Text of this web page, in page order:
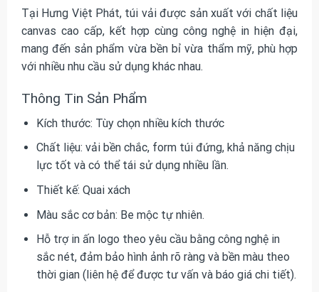
Tại Hưng Việt Phát, túi vải được sản xuất với chất liệu
canvas cao cấp, kết hợp cùng công nghệ in hiện đại,
mang đến sản phẩm vừa bền bỉ vừa thẩm mỹ, phù hợp
với nhiều nhu cầu sử dụng khác nhau.
Thông Tin Sản Phẩm
Kích thước: Tùy chọn nhiều kích thước
Chất liệu: vải bền chắc, form túi đứng, khả năng chịu
lực tốt và có thể tái sử dụng nhiều lần.
Thiết kế: Quai xách
Màu sắc cơ bản: Be mộc tự nhiên.
Hỗ trợ in ấn logo theo yêu cầu bằng công nghệ in
sắc nét, đảm bảo hình ảnh rõ ràng và bền màu theo
thời gian (liên hệ để được tư vấn và báo giá chi tiết).